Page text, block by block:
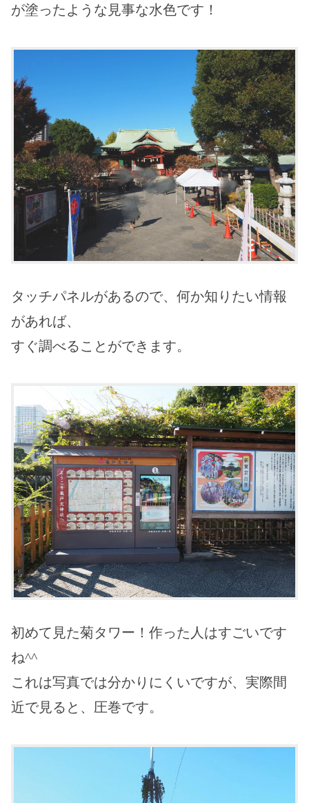
が塗ったような見事な水色です！
タッチパネルがあるので、何か知りたい情報
があれば、
すぐ調べることができます。
初めて見た菊タワー！作った人はすごいです
ね^^
これは写真では分かりにくいですが、実際間
近で見ると、圧巻です。